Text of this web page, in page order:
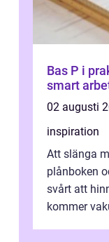
Bas P i
smart
02 augusti
inspiration
Att slänga
plånboken
svårt att
kommer